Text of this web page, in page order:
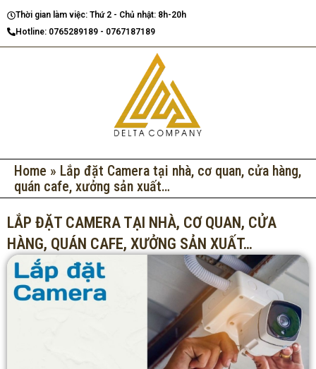
tới
nội
Thời gian làm việc: Thứ 2 - Chủ nhật: 8h-20h
Hotline: 0765289189 - 0767187189
Home » Lắp đặt Camera tại nhà, cơ quan, cửa hàng,
quán cafe, xưởng sản xuất…
LẮP ĐẶT CAMERA TẠI NHÀ, CƠ QUAN, CỬA
HÀNG, QUÁN CAFE, XƯỞNG SẢN XUẤT…